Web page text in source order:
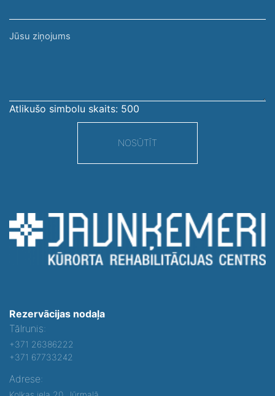
Jūsu
Atlikušo simbolu skaits: 500
NOSŪTĪT
Rezervācijas nodaļa
Tālrunis:
+371 26386222
+371 67733242
Adrese: